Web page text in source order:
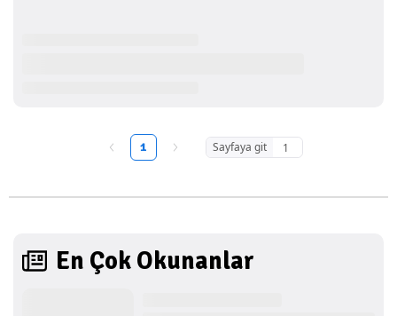
1 Sayfaya git
En Çok Okunanlar